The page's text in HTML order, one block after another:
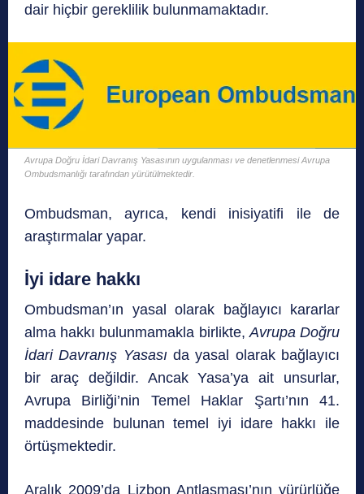
dair hiçbir gereklilik bulunmamaktadır.
Avrupa Doğru İdari Davranış Yasasının uygulanması ve denetlenmesi Avrupa
Ombudsmanlığı tarafından yürütülmektedir.
Ombudsman, ayrıca, kendi inisiyatifi ile de
araştırmalar yapar.
İyi idare hakkı
Ombudsman’ın yasal olarak bağlayıcı kararlar
alma hakkı bulunmamakla birlikte,Avrupa Doğru
İdari Davranış Yasası da yasal olarak bağlayıcı
bir araç değildir. Ancak Yasa’ya ait unsurlar,
Avrupa Birliği’nin Temel Haklar Şartı’nın 41.
maddesinde bulunan temel iyi idare hakkı ile
örtüşmektedir.
Aralık 2009’da Lizbon Antlaşması’nın yürürlüğe